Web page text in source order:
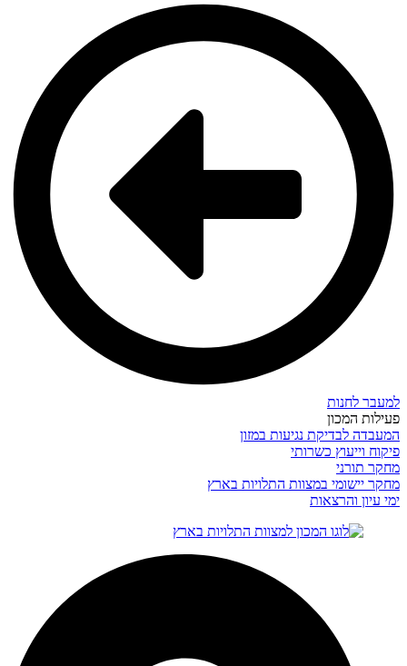
למעבר לחנות
פעילות המכון
המעבדה לבדיקת נגיעות במזון
פיקוח וייעוץ כשרותי
מחקר תורני
מחקר יישומי במצוות התלויות בארץ
ימי עיון והרצאות